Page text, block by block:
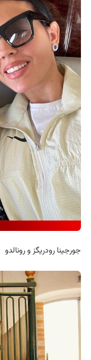
جورجینا رودریگز و رونالدو